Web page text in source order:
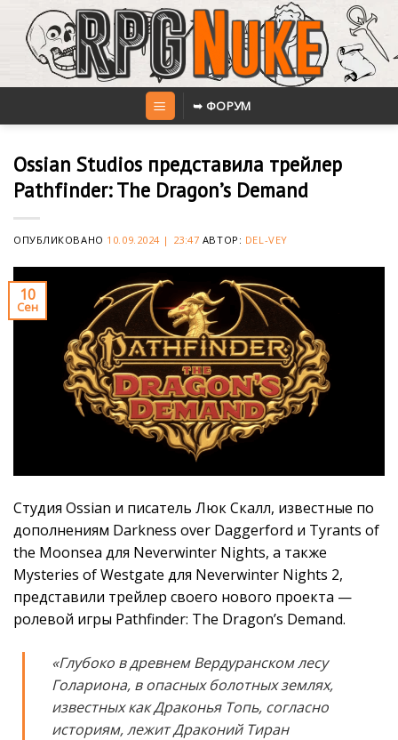
content
➥ ФОРУМ
Ossian Studios представила трейлер
Pathfinder: The Dragon’s Demand
ОПУБЛИКОВАНО 10.09.2024 | 23:47 АВТОР: DEL-VEY
10
Сен
Студия Ossian и писатель Люк Скалл, известные по
дополнениям Darkness over Daggerford и Tyrants of
the Moonsea для Neverwinter Nights, а также
Mysteries of Westgate для Neverwinter Nights 2,
представили трейлер своего нового проекта —
ролевой игры Pathfinder: The Dragon’s Demand.
«Глубоко в древнем Вердуранском лесу
Голариона, в опасных болотных землях,
известных как Драконья Топь, согласно
историям, лежит Драконий Тиран